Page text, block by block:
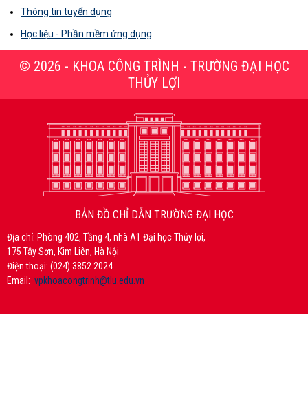
Thông tin tuyển dụng
Học liệu - Phần mềm ứng dụng
© 2026 - KHOA CÔNG TRÌNH - TRƯỜNG ĐẠI HỌC
THỦY LỢI
BẢN ĐỒ CHỈ DẪN TRƯỜNG ĐẠI HỌC
Địa chỉ: Phòng 402, Tầng 4, nhà A1 Đại học Thủy lợi,
175 Tây Sơn, Kim Liên, Hà Nội
Điện thoại: (024) 3852.2024
Email: vpkhoacongtrinh@tlu.edu.vn